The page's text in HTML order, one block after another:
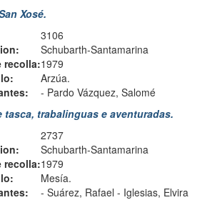
Xosé.
3106
Schubarth-Santamarina
recolla:1979
Arzúa.
- Pardo Vázquez, Salomé
tasca, trabalinguas e aventuradas.
2737
Schubarth-Santamarina
recolla:1979
Mesía.
- Suárez, Rafael - Iglesias, Elvira